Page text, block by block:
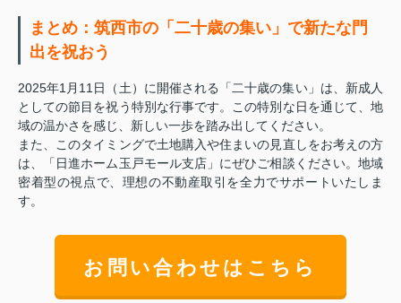
まとめ：筑西市の「二十歳の集い」で新たな門
出を祝おう
2025年1月11日（土）に開催される「二十歳の集い」は、新成人
としての節目を祝う特別な行事です。この特別な日を通じて、地
域の温かさを感じ、新しい一歩を踏み出してください。
また、このタイミングで土地購入や住まいの見直しをお考えの方
は、「日進ホーム玉戸モール支店」にぜひご相談ください。地域
密着型の視点で、理想の不動産取引を全力でサポートいたしま
す。
お問い合わせはこちら